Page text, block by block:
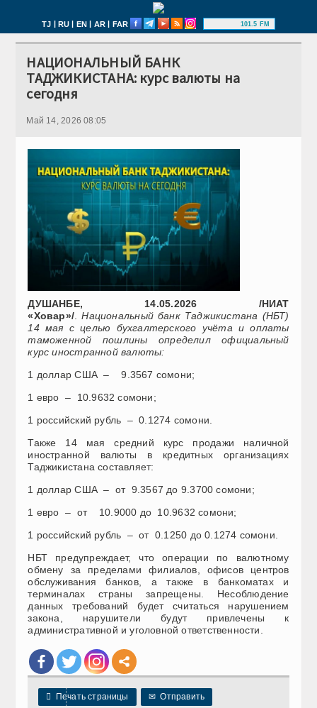
TJ | RU | EN | AR | FAR 101.5 FM
НАЦИОНАЛЬНЫЙ БАНК
ТАДЖИКИСТАНА: курс валюты на
сегодня
Май 14, 2026 08:05
ДУШАНБЕ, 14.05.2026 /НИАТ
«Ховар»/ .Национальный банк Таджикистана (НБТ)
14 мая с целью бухгалтерского учёта и оплаты
таможенной пошлины определил официальный
курс иностранной валюты:
1 доллар США – 9.3567 сомони;
1 евро – 10.9632 сомони;
1 российский рубль – 0.1274 сомони.
Также 14 мая средний курс продажи наличной
иностранной валюты в кредитных организациях
Таджикистана составляет:
1 доллар США – от 9.3567 до 9.3700 сомони;
1 евро – от 10.9000 до 10.9632 сомони;
1 российский рубль – от 0.1250 до 0.1274 сомони.
НБТ предупреждает, что операции по валютному
обмену за пределами филиалов, офисов центров
обслуживания банков, а также в банкоматах и
терминалах страны запрещены. Несоблюдение
данных требований будет считаться нарушением
закона, нарушители будут привлечены к
административной и уголовной ответственности.
 Печать страницы ✉ Отправить